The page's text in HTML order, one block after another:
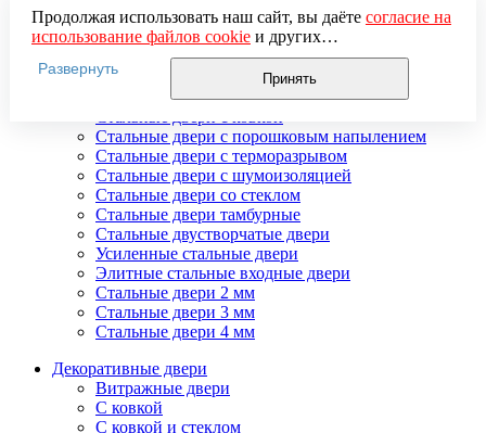
Стальные двери в подъезд
Стальные двери внутреннего открывания
Стальные двери массив
Стальные двери мдф
Стальные двери с зеркалом
Стальные двери с порошковым напылением
Стальные двери с терморазрывом
Стальные двери с шумоизоляцией
Стальные двери со стеклом
Стальные двери тамбурные
Стальные двустворчатые двери
Усиленные стальные двери
Элитные стальные входные двери
Стальные двери 2 мм
Стальные двери 3 мм
Стальные двери 4 мм
Декоративные двери
Витражные двери
С ковкой
С ковкой и стеклом
Продолжая использовать наш сайт, вы даёте согласие на
использование файлов cookieи других
пользовательских данных (включая IP-адрес, сведения о
местоположении, устройстве, действиях на сайте и т. п.)
для функционирования сайта, проведения
использования систем аналитики (например,
Яндекс.Метрика), в соответствии с нашей
обработки персональных данных.
Если вы не хотите, чтобы ваши данные обрабатывались,
настройте ограничения в браузере или покиньте сайт.
Развернуть
Принять